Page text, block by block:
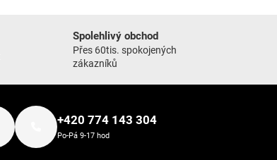
Spolehlivý obchod
Přes 60tis. spokojených
zákazníků
+420 774 143 304
Po-Pá 9-17 hod